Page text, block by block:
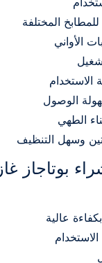
الأواني
الاستخدام
الوصول
الطهي
وسهل التنظيف
بوتاجاز
عالية